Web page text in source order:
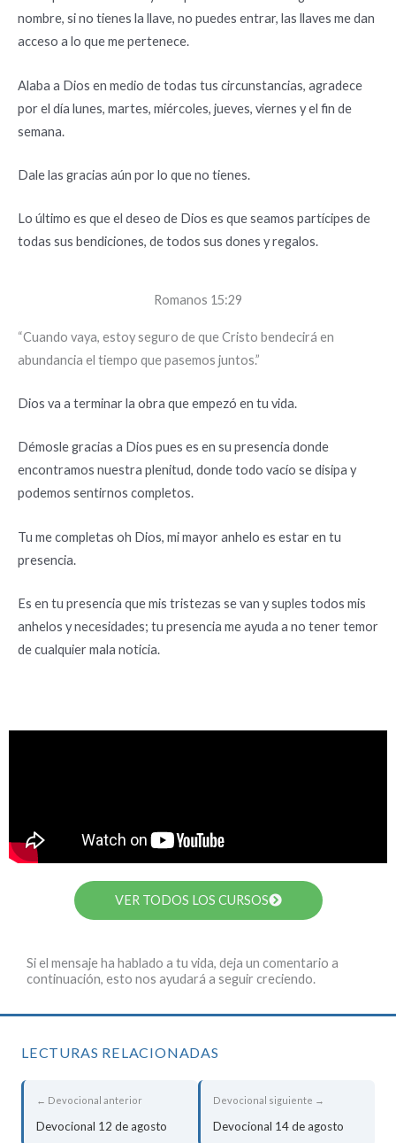
nombre, si no tienes la llave, no puedes entrar, las llaves me dan
acceso a lo que me pertenece.
Alaba a Dios en medio de todas tus circunstancias, agradece
por el día lunes, martes, miércoles, jueves, viernes y el fin de
semana.
Dale las gracias aún por lo que no tienes.
Lo último es que el deseo de Dios es que seamos partícipes de
todas sus bendiciones, de todos sus dones y regalos.
Romanos 15:29
“Cuando vaya, estoy seguro de que Cristo bendecirá en
abundancia el tiempo que pasemos juntos.”
Dios va a terminar la obra que empezó en tu vida.
Démosle gracias a Dios pues es en su presencia donde
encontramos nuestra plenitud, donde todo vacío se disipa y
podemos sentirnos completos.
Tu me completas oh Dios, mi mayor anhelo es estar en tu
presencia.
Es en tu presencia que mis tristezas se van y suples todos mis
anhelos y necesidades; tu presencia me ayuda a no tener temor
de cualquier mala noticia.
VER TODOS LOS CURSOS
Si el mensaje ha hablado a tu vida, deja un comentario a
continuación, esto nos ayudará a seguir creciendo.
LECTURAS RELACIONADAS
← Devocional anterior
Devocional 12 de agosto
Devocional siguiente →
Devocional 14 de agosto